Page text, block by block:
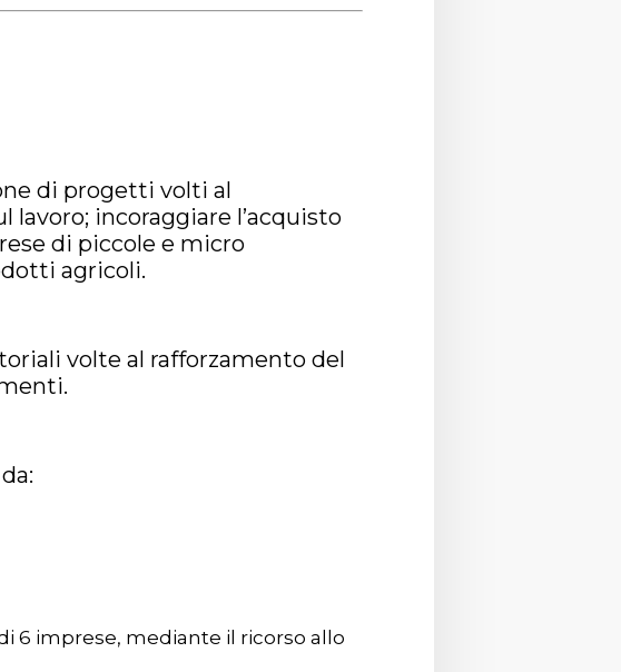
di progetti volti al
incoraggiare l’acquisto
di piccole e micro
agricoli.
volte al rafforzamento del
6 imprese, mediante il ricorso allo